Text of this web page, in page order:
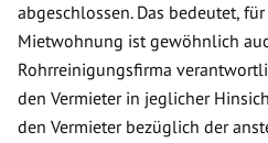
abgeschlossen. Das bedeutet,
Mietwohnung ist gewöhnlich
Rohrreinigungsfirma
den Vermieter in jeglicher
den Vermieter bezüglich der